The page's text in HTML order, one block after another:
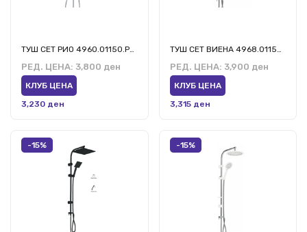
ТУШ СЕТ РИО 4960.01150.РР.1
РЕД. ЦЕНА: 3,800 ден
КЛУБ ЦЕНА
3,230 ден
ТУШ СЕТ ВИЕНА 4968.01150.ВР.3
РЕД. ЦЕНА: 3,900 ден
КЛУБ ЦЕНА
3,315 ден
-15% -15%